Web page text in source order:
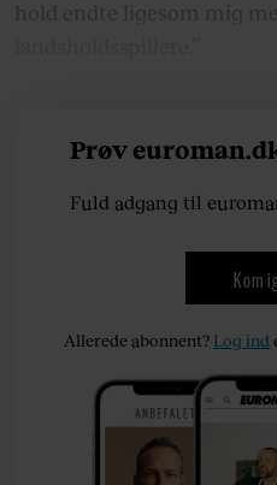
Prøv
Fuld adgang til
Kom
Allerede abonnent? Log ind